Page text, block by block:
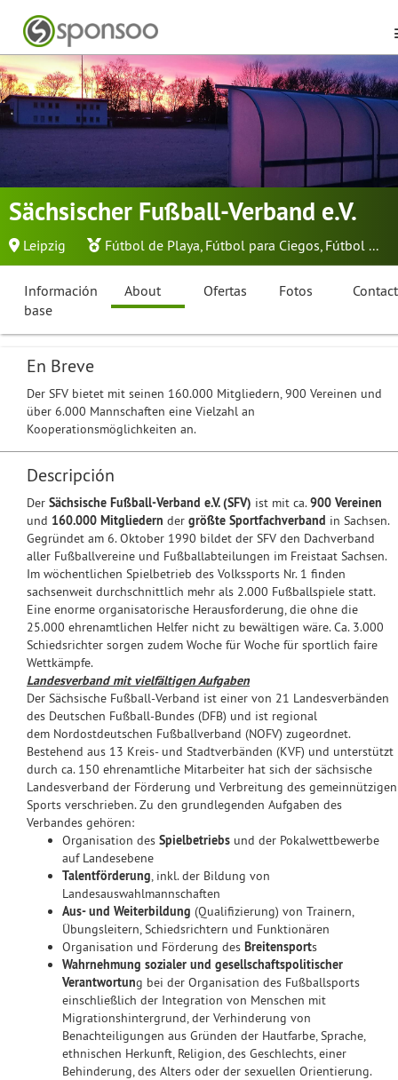
Sächsischer Fußball-Verband e.V.
Leipzig Fútbol de Playa, Fútbol para Ciegos, Fútbol ...
Información
base
About Ofertas Fotos
En Breve
Der SFV bietet mit seinen 160.000 Mitgliedern, 900 Vereinen und
über 6.000 Mannschaften eine Vielzahl an
Kooperationsmöglichkeiten an.
Descripción
Der Sächsische Fußball-Verband e.V. (SFV) ist mit ca.900 Vereinen
und 160.000 Mitgliedern der größte Sportfachverband in Sachsen.
Gegründet am 6. Oktober 1990 bildet der SFV den Dachverband
aller Fußballvereine und Fußballabteilungen im Freistaat Sachsen.
Im wöchentlichen Spielbetrieb des Volkssports Nr. 1 finden
sachsenweit durchschnittlich mehr als 2.000 Fußballspiele statt.
Eine enorme organisatorische Herausforderung, die ohne die
25.000 ehrenamtlichen Helfer nicht zu bewältigen wäre. Ca. 3.000
Schiedsrichter sorgen zudem Woche für Woche für sportlich faire
Wettkämpfe.
Landesverband mit vielfältigen Aufgaben
Der Sächsische Fußball-Verband ist einer von 21 Landesverbänden
des Deutschen Fußball-Bundes (DFB) und ist regional
dem Nordostdeutschen Fußballverband (NOFV) zugeordnet.
Bestehend aus 13 Kreis- und Stadtverbänden (KVF) und unterstützt
durch ca. 150 ehrenamtliche Mitarbeiter hat sich der sächsische
Landesverband der Förderung und Verbreitung des gemeinnützigen
Sports verschrieben. Zu den grundlegenden Aufgaben des
Verbandes gehören:
Organisation des Spielbetriebs und der Pokalwettbewerbe
auf Landesebene
Talentförderung, inkl. der Bildung von
Landesauswahlmannschaften
Aus- und Weiterbildung (Qualifizierung) von Trainern,
Übungsleitern, Schiedsrichtern und Funktionären
Organisation und Förderung des Breitensports
Wahrnehmung sozialer und gesellschaftspolitischer
Verantwortung bei der Organisation des Fußballsports
einschließlich der Integration von Menschen mit
Migrationshintergrund, der Verhinderung von
Benachteiligungen aus Gründen der Hautfarbe, Sprache,
ethnischen Herkunft, Religion, des Geschlechts, einer
Behinderung, des Alters oder der sexuellen Orientierung.